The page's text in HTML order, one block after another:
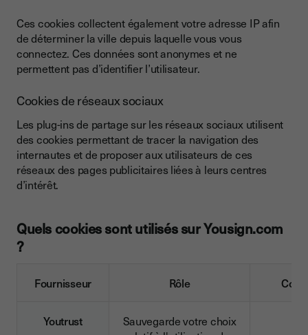
Ces cookies collectent également votre adresse IP afin
de déterminer la ville depuis laquelle vous vous
connectez. Ces données sont anonymes et ne
permettent pas d’identifier l’utilisateur.
Cookies de réseaux sociaux
Les plug-ins de partage sur les réseaux sociaux utilisent
des cookies permettant de tracer la navigation des
internautes et de proposer aux utilisateurs de ces
réseaux des pages publicitaires liées à leurs centres
d’intérêt.
Quels cookies sont utilisés sur Yousign.com
?
Fournisseur Rôle
Youtrust
Sauvegarde votre choix